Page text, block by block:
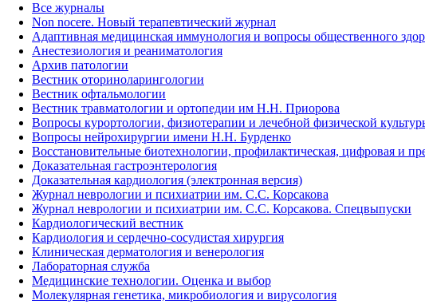
Все журналы
Non nocere. Новый терапевтический журнал
Адаптивная медицинская иммунология и вопросы общественного
Анестезиология и реаниматология
Архив патологии
Вестник оториноларингологии
Вестник офтальмологии
Вестник травматологии и ортопедии им Н.Н. Приорова
Вопросы курортологии, физиотерапии и лечебной физической
Вопросы нейрохирургии имени Н.Н. Бурденко
Восстановительные биотехнологии, профилактическая, цифровая и
Доказательная гастроэнтерология
Доказательная кардиология (электронная версия)
Журнал неврологии и психиатрии им. С.С. Корсакова
Журнал неврологии и психиатрии им. С.С. Корсакова. Спецвыпуски
Кардиологический вестник
Кардиология и сердечно-сосудистая хирургия
Клиническая дерматология и венерология
Лабораторная служба
Медицинские технологии. Оценка и выбор
Молекулярная генетика, микробиология и вирусология